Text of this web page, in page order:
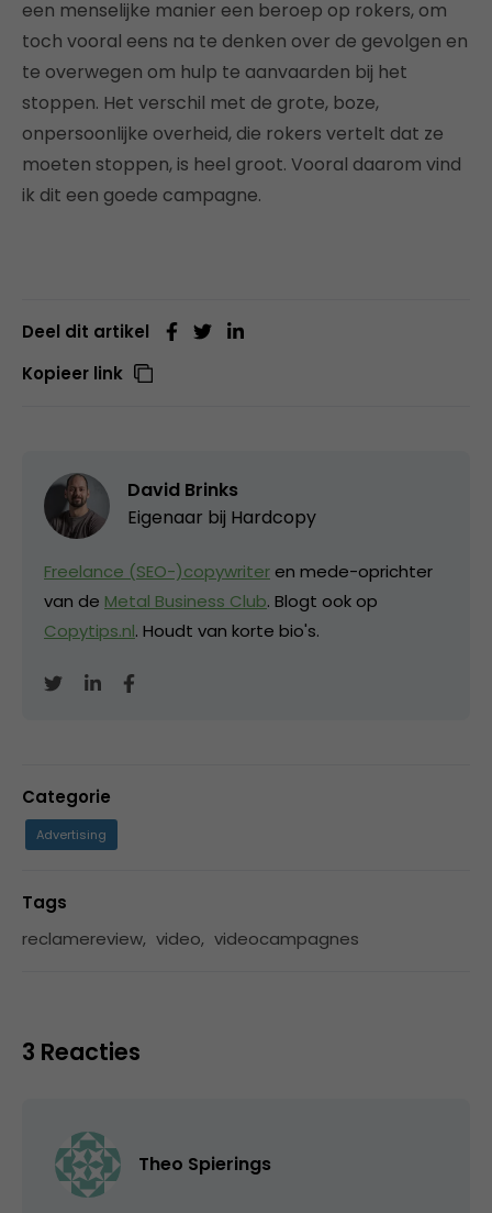
een menselijke manier een beroep op rokers, om
toch vooral eens na te denken over de gevolgen en
te overwegen om hulp te aanvaarden bij het
stoppen. Het verschil met de grote, boze,
onpersoonlijke overheid, die rokers vertelt dat ze
moeten stoppen, is heel groot. Vooral daarom vind
ik dit een goede campagne.
Deel dit artikel
Kopieer link
David Brinks
Eigenaar bij Hardcopy
Freelance (SEO-)copywriter en mede-oprichter
van de Metal Business Club. Blogt ook op
Copytips.nl. Houdt van korte bio's.
Categorie
Advertising
Tags
reclamereview, video, videocampagnes
3 Reacties
Theo Spierings